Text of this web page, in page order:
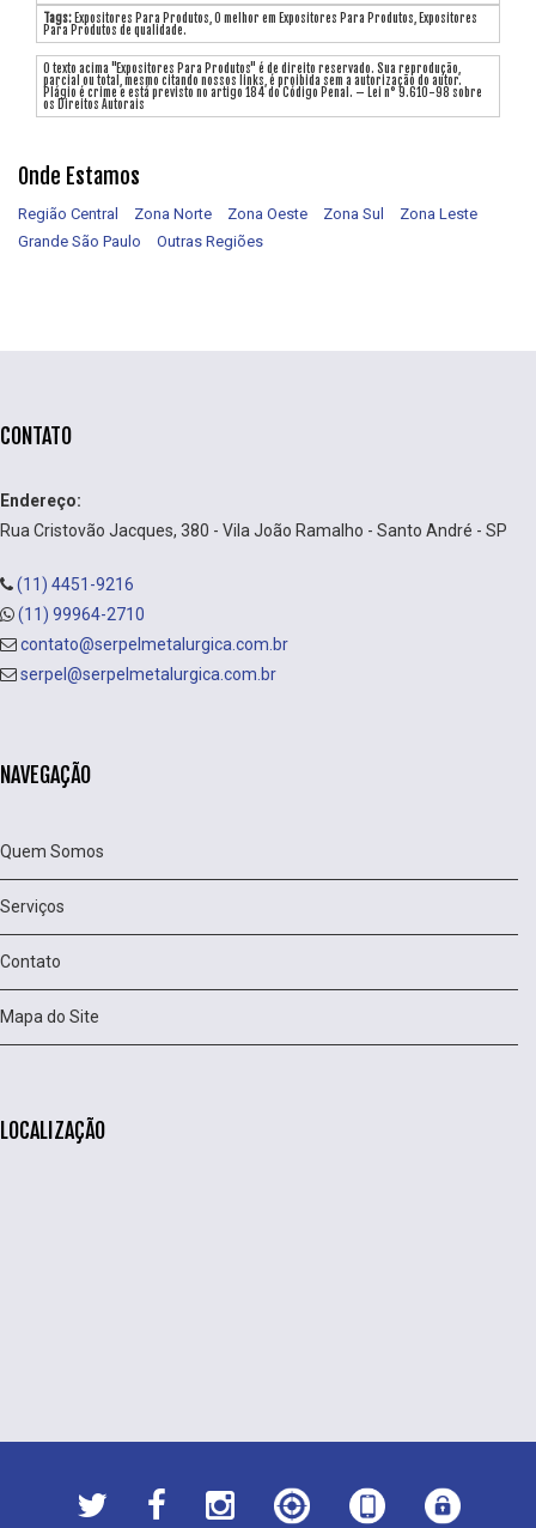
Tags: Expositores Para Produtos, O melhor em Expositores Para Produtos, Expositores
Para Produtos de qualidade.
O texto acima "Expositores Para Produtos" é de direito reservado. Sua reprodução,
parcial ou total, mesmo citando nossos links, é proibida sem a autorização do autor.
Plágio é crime e está previsto no artigo 184 do Código Penal. – Lei n° 9.610-98 sobre
os Direitos Autorais
Onde Estamos
Região Central Zona Norte Zona Oeste Zona Sul
Zona Leste
Grande São Paulo
Outras Regiões
CONTATO
Endereço:
Rua Cristovão Jacques, 380 - Vila João Ramalho - Santo André - SP
(11) 4451-9216
(11) 99964-2710
contato@serpelmetalurgica.com.br
serpel@serpelmetalurgica.com.br
NAVEGAÇÃO
Quem Somos
Serviços
Contato
Mapa do Site
LOCALIZAÇÃO